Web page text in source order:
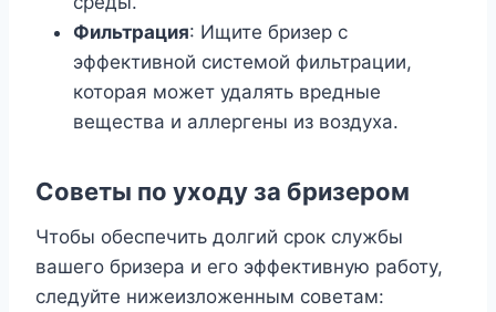
Фильтрация: Ищите бризер с
эффективной системой фильтрации,
которая может удалять вредные
вещества и аллергены из воздуха.
Советы по уходу за бризером
Чтобы обеспечить долгий срок службы
вашего бризера и его эффективную работу,
следуйте нижеизложенным советам: